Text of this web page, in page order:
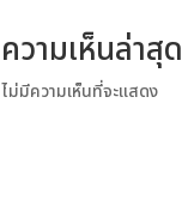
ความเห็นล่าสุด
ไม่มีความเห็นที่จะแสดง